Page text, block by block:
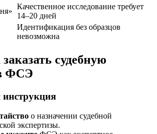
Качественное исследование требует
14–20 дней
Идентификация без образцов
невозможна
судебную
ФСЭ
о назначении судебной
экспертизы.